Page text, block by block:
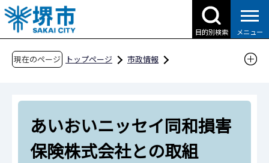
こ
の
ペ
目的別検索 メニュー
現在のページ トップページ
市政情報
さかい・コネクテッド・デスク（公民連携の窓
口）
企業のみなさまとの取組
あいおいニッセイ同和損害保険株式会社との取
あいおいニッセイ同和損害
保険株式会社との取組